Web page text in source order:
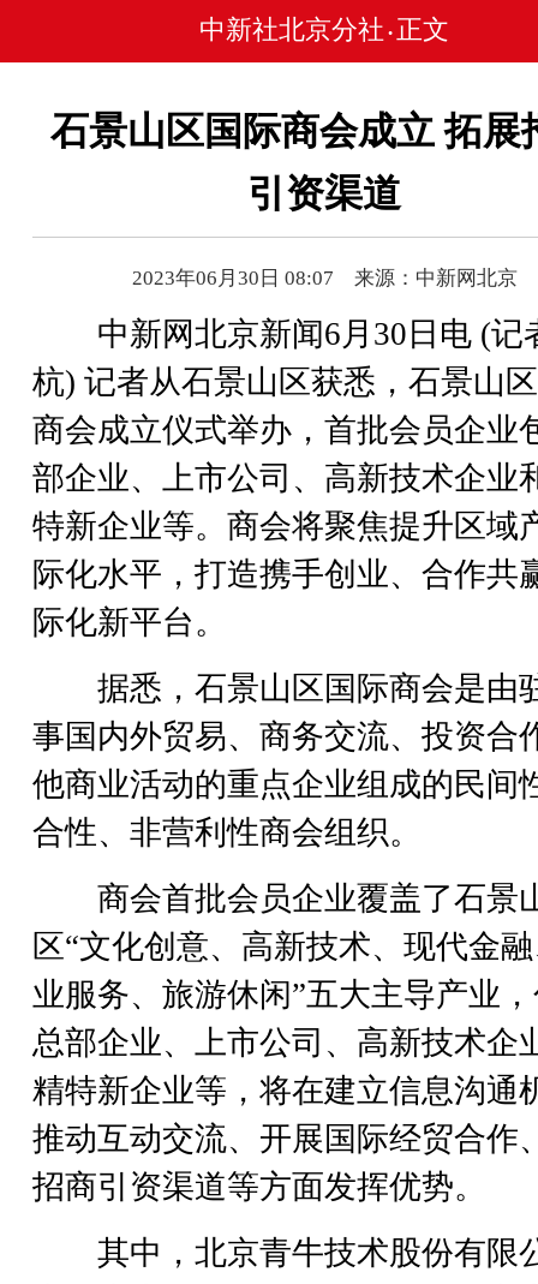
中新社北京分社 • 正文
石景山区国际商会成立 拓展
引资渠道
2023年06月30日 08:07 来源：中新网北京
中新网北京新闻6月30日电 (记
杭) 记者从石景山区获悉，石景山
商会成立仪式举办，首批会员企业
部企业、上市公司、高新技术企业
特新企业等。商会将聚焦提升区域
际化水平，打造携手创业、合作共
际化新平台。
据悉，石景山区国际商会是由
事国内外贸易、商务交流、投资合
他商业活动的重点企业组成的民间
合性、非营利性商会组织。
商会首批会员企业覆盖了石景
区“文化创意、高新技术、现代金
业服务、旅游休闲”五大主导产业
总部企业、上市公司、高新技术企
精特新企业等，将在建立信息沟通
推动互动交流、开展国际经贸合作
招商引资渠道等方面发挥优势。
其中，北京青牛技术股份有限